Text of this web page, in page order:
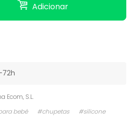
Adicionar
72h
Ecom, S.L.
bebé #chupetas #silicone